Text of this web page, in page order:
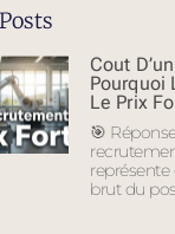
Cout
Pourquoi
Le Prix
🎯
représente
brut du